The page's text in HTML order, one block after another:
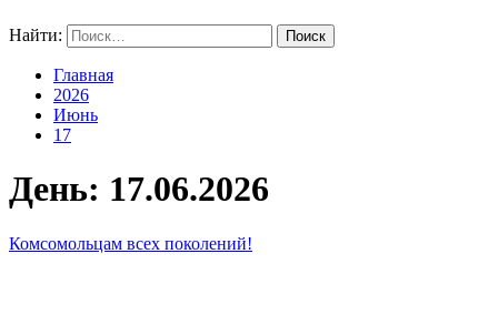
Найти:
Главная
2026
Июнь
17
День: 17.06.2026
Комсомольцам всех поколений!